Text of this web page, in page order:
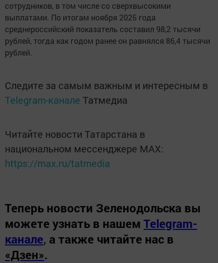
сотрудников, в том числе со сверхвысокими
выплатами. По итогам ноября 2025 года
среднероссийский показатель составил 98,2 тысячи
рублей, тогда как годом ранее он равнялся 86,4 тысячи
рублей.
Следите за самым важным и интересным в
Telegram-канале Татмедиа
Читайте новости Татарстана в
национальном мессенджере MАХ:
https://max.ru/tatmedia
Теперь новости Зеленодольска вы
можете узнать в нашем Telegram-
канале, а также читайте нас в
«Дзен».